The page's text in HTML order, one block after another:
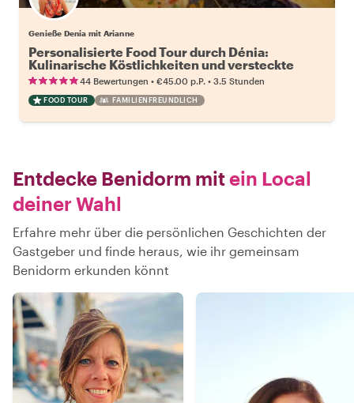
Genieße Denia mit Arianne
Personalisierte Food Tour durch Dénia:
Kulinarische Köstlichkeiten und versteckte
Juwelen44 Bewertungen • €45.00 p.P. • 3.5 Stunden
FOOD TOUR FAMILIENFREUNDLICH
Entdecke Benidorm mitein Local
deiner Wahl
Erfahre mehr über die persönlichen Geschichten der
Gastgeber und finde heraus, wie ihr gemeinsam
Benidorm erkunden könnt